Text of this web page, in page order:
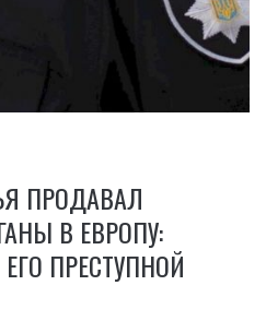
ПРОДАВАЛ
В ЕВРОПУ:
ПРЕСТУПНОЙ